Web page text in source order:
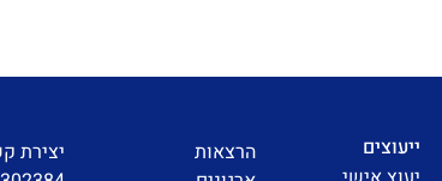
ייעוצים
הרצאות
יצירת